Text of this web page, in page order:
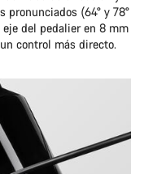
(64° y 78°
del pedalier en 8 mm
control más directo.